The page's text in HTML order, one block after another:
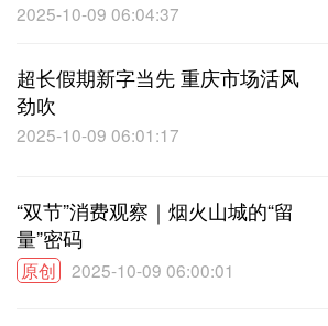
2025-10-09 06:04:37
超长假期新字当先 重庆市场活风
劲吹
2025-10-09 06:01:17
“双节”消费观察｜烟火山城的“留
量”密码
原创 2025-10-09 06:00:01